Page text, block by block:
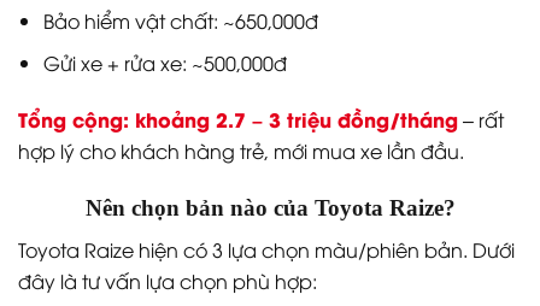
Bảo hiểm vật chất: ~650,000đ
Gửi xe + rửa xe: ~500,000đ
Tổng cộng: khoảng 2.7 – 3 triệu đồng/tháng– rất
hợp lý cho khách hàng trẻ, mới mua xe lần đầu.
Nên chọn bản nào của Toyota Raize?
Toyota Raize hiện có 3 lựa chọn màu/phiên bản. Dưới
đây là tư vấn lựa chọn phù hợp: